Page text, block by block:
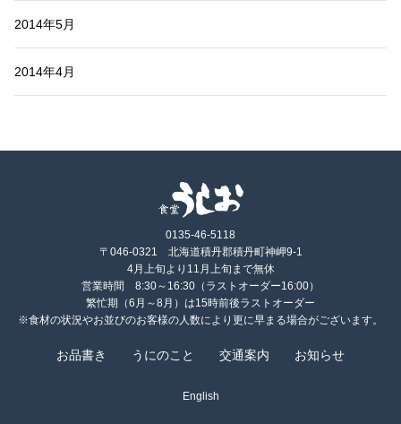
2014年5月
2014年4月
0135-46-5118
〒046-0321 北海道積丹郡積丹町神岬9-1
4月上旬より11月上旬まで無休
営業時間 8:30～16:30（ラストオーダー16:00）
繁忙期（6月～8月）は15時前後ラストオーダー
※食材の状況やお並びのお客様の人数により更に早まる場合がございます。
お品書き うにのこと 交通案内 お知らせ
English